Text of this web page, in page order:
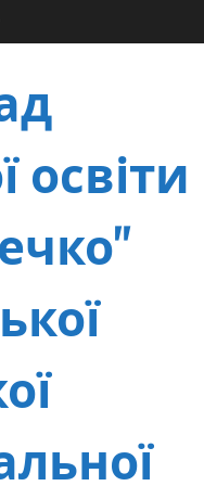
освіти